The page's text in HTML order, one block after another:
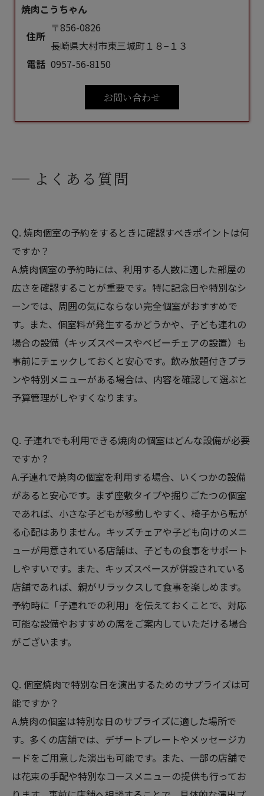
焼肉こうちゃん
住所
〒856-0826
長崎県大村市東三城町１８−１３
電話 0957-56-8150
お問い合わせ
よくある質問
Q. 焼肉個室の予約をするときに確認すべきポイントは何
ですか？
A.焼肉個室の予約時には、利用する人数に適した部屋の
広さを確認することが重要です。特に記念日や特別なシ
ーンでは、周囲の気にならない完全個室がおすすめで
す。また、個室料が発生するかどうかや、子ども連れの
場合の設備（キッズスペースやベビーチェアの設置）も
事前にチェックしておくと安心です。飲み放題付きプラ
ンや特別メニューがある場合は、内容を確認して選ぶと
予算管理がしやすくなります。
Q. 子連れでも利用できる焼肉の個室はどんな設備が必要
ですか？
A.子連れで焼肉の個室を利用する場合、いくつかの設備
があると安心です。まず座敷タイプや掘りごたつの個室
であれば、小さな子どもが移動しやすく、椅子から転が
る心配はありません。キッズチェアや子ども向けのメニ
ューが用意されている店舗は、子どもの食事をサポート
しやすいです。また、キッズスペースが併設されている
店舗であれば、親がリラックスして食事を楽しめます。
予約時に「子連れでの利用」を伝えておくことで、対応
可能な設備やおすすめの席をご案内していただける場合
がございます。
Q. 個室焼肉で特別な日を演出するためのサプライズは可
能ですか？
A.焼肉の個室は特別な日のサプライズに適した場所で
す。多くの店舗では、デザートプレートやメッセージカ
ードをご用意した演出も可能です。また、一部の店舗で
は花束の手配や特別なコースメニューの提供も行ってお